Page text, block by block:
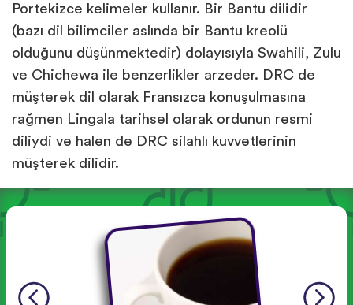
Portekizce kelimeler kullanır. Bir Bantu dilidir
(bazı dil bilimciler aslında bir Bantu kreolü
olduğunu düşünmektedir) dolayısıyla Swahili, Zulu
ve Chichewa ile benzerlikler arzeder. DRC de
müşterek dil olarak Fransızca konuşulmasına
rağmen Lingala tarihsel olarak ordunun resmi
diliydi ve halen de DRC silahlı kuvvetlerinin
müşterek dilidir.